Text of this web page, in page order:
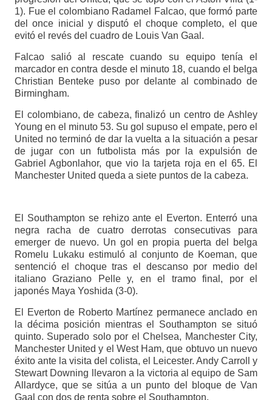
1). Fue el colombiano Radamel Falcao, que formó parte
del once inicial y disputó el choque completo, el que
evitó el revés del cuadro de Louis Van Gaal.
Falcao salió al rescate cuando su equipo tenía el
marcador en contra desde el minuto 18, cuando el belga
Christian Benteke puso por delante al combinado de
Birmingham.
El colombiano, de cabeza, finalizó un centro de Ashley
Young en el minuto 53. Su gol supuso el empate, pero el
United no terminó de dar la vuelta a la situación a pesar
de jugar con un futbolista más por la expulsión de
Gabriel Agbonlahor, que vio la tarjeta roja en el 65. El
Manchester United queda a siete puntos de la cabeza.
El Southampton se rehizo ante el Everton. Enterró una
negra racha de cuatro derrotas consecutivas para
emerger de nuevo. Un gol en propia puerta del belga
Romelu Lukaku estimuló al conjunto de Koeman, que
sentenció el choque tras el descanso por medio del
italiano Graziano Pelle y, en el tramo final, por el
japonés Maya Yoshida (3-0).
El Everton de Roberto Martínez permanece anclado en
la décima posición mientras el Southampton se situó
quinto. Superado solo por el Chelsea, Manchester City,
Manchester United y el West Ham, que obtuvo un nuevo
éxito ante la visita del colista, el Leicester. Andy Carroll y
Stewart Downing llevaron a la victoria al equipo de Sam
Allardyce, que se sitúa a un punto del bloque de Van
Gaal con dos de renta sobre el Southampton.